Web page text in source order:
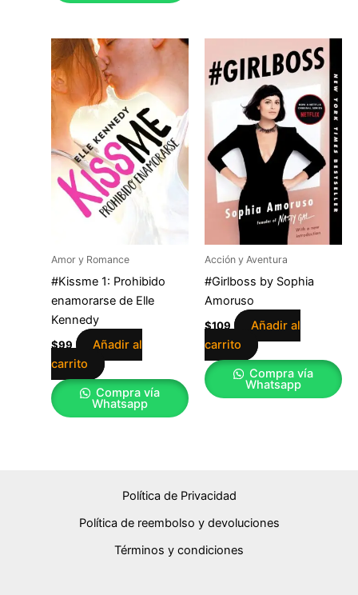
Amor y Romance
#Kissme 1: Prohibido
enamorarse de Elle
Kennedy
$99
Añadir al
carrito
Compra vía
Whatsapp
Acción y Aventura
#Girlboss by Sophia
Amoruso
$109
Añadir al
carrito
Compra vía
Whatsapp
Política de Privacidad
Política de reembolso y devoluciones
Términos y condiciones